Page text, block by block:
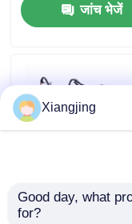
गुणवत्ता नियंत्रण
ब्लॉग
एक उद्धरण का
औद्योगिक रोबोट बांह
जांच भेजें
फैनुक औद्योगिक रोबोट
Xiangjing
Good day, what
for?